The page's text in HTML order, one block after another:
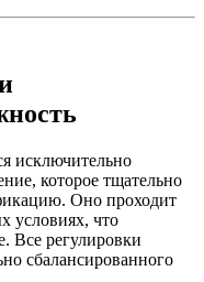
исключительно
которое тщательно
Оно проходит
условиях, что
Все регулировки
сбалансированного